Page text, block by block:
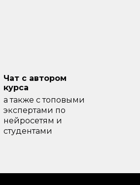
Чат с автором
курса
а также с топовыми
экспертами по
нейросетям и
студентами